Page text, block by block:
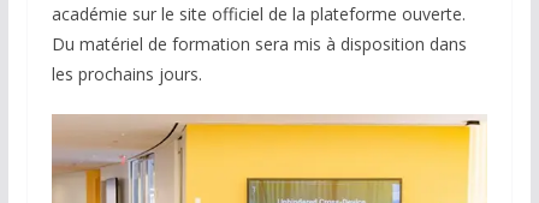
académie sur le site officiel de la plateforme ouverte.
Du matériel de formation sera mis à disposition dans
les prochains jours.